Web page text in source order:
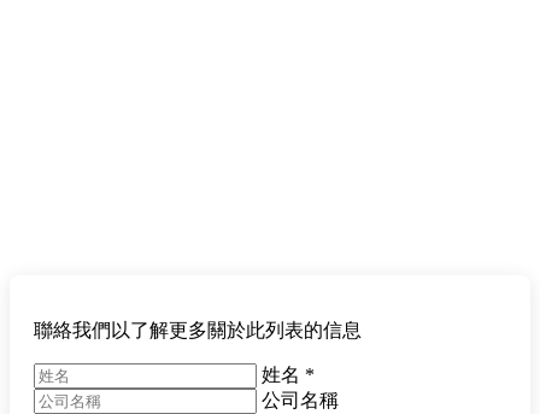
聯絡我們以了解更多關於此列表的信息
姓名 *
公司名稱